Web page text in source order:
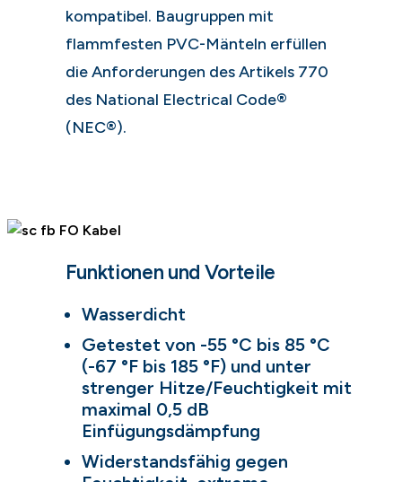
kompatibel. Baugruppen mit
flammfesten PVC-Mänteln erfüllen
die Anforderungen des Artikels 770
des National Electrical Code®
(NEC®).
Funktionen und Vorteile
Wasserdicht
Getestet von -55 °C bis 85 °C
(-67 °F bis 185 °F) und unter
strenger Hitze/Feuchtigkeit mit
maximal 0,5 dB
Einfügungsdämpfung
Widerstandsfähig gegen